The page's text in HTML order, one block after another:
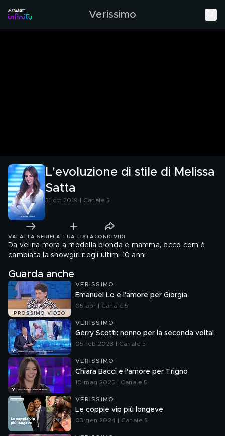
Verissimo
L'evoluzione di stile di Melissa
Satta
31 ott 2019 | Canale 5
VAI ALLA SERIE LA TUA LISTA CONDIVIDI
Da velina mora a modella bionda e mamma, ecco com'è
cambiata la showgirl negli ultimi 10 anni
Guarda anche
PROSSIMO VIDEO
VERISSIMO
Emanuel Lo e l'amore per Giorgia
05 apr | Canale 5
VERISSIMO
Gerry Scotti: nonno per la seconda volta!
05 feb 2023 | Canale 5
VERISSIMO
Chiara Bacci e l'amore per Trigno
10 mag 2025 | Canale 5
VERISSIMO
Le coppie vip più longeve
03 gen 2024 | Canale 5